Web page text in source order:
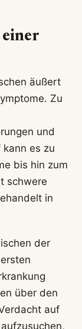
äußert
Zu
und
kann es zu
bis hin zum
schwere
in
der
über den
auf